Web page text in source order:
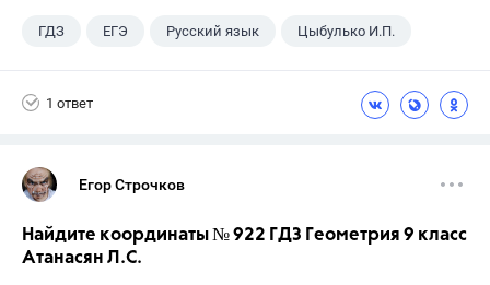
ГДЗ ЕГЭ Русский язык Цыбулько И.П.
1 ответ
Егор Строчков
Найдите координаты № 922 ГДЗ Геометрия 9 класс
Атанасян Л.С.